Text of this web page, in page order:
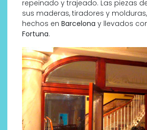
repeinado y trajeado. Las piezas
sus maderas, tiradores y
hechos en Barcelona y llevados
Fortuna.